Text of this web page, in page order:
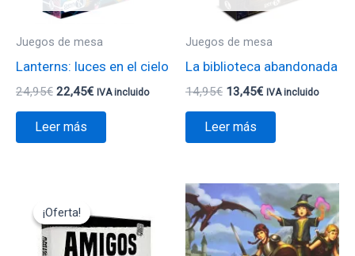
Juegos de mesa
Lanterns: luces en el cielo
24,95€ 22,45€ IVA incluido
Leer más
Juegos de mesa
La biblioteca abandonada
14,95€ 13,45€ IVA incluido
Leer más
¡Oferta!
¡Oferta!
precio
original
era:
14,95€.
actual
es:
13,45€.